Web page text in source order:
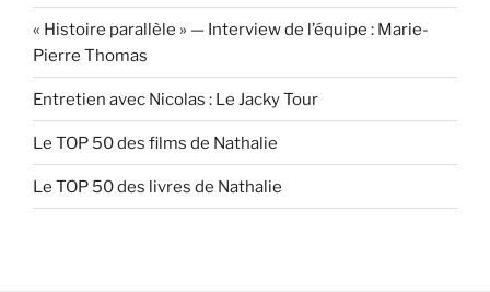
« Histoire parallèle » — Interview de l’équipe : Marie-
Pierre Thomas
Entretien avec Nicolas : Le Jacky Tour
Le TOP 50 des films de Nathalie
Le TOP 50 des livres de Nathalie